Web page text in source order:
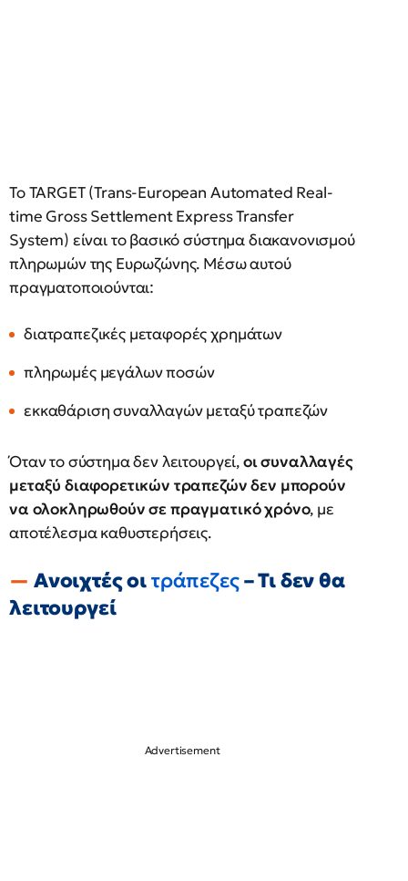
Το TARGET (Trans-European Automated Real-
time Gross Settlement Express Transfer
System) είναι το βασικό σύστημα διακανονισμού
πληρωμών της Ευρωζώνης. Μέσω αυτού
πραγματοποιούνται:
διατραπεζικές μεταφορές χρημάτων
πληρωμές μεγάλων ποσών
εκκαθάριση συναλλαγών μεταξύ τραπεζών
Όταν το σύστημα δεν λειτουργεί,οι συναλλαγές
μεταξύ διαφορετικών τραπεζών δεν μπορούν
να ολοκληρωθούν σε πραγματικό χρόνο, με
αποτέλεσμα καθυστερήσεις.
Ανοιχτές οιτράπεζες– Τι δεν θα
λειτουργεί